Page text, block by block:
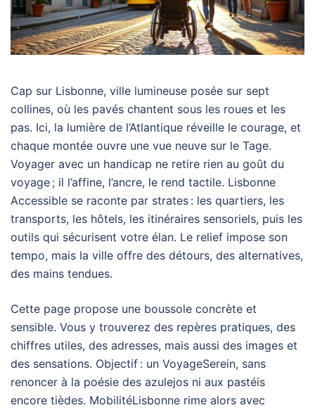
Cap sur Lisbonne, ville lumineuse posée sur sept
collines, où les pavés chantent sous les roues et les
pas. Ici, la lumière de l’Atlantique réveille le courage, et
chaque montée ouvre une vue neuve sur le Tage.
Voyager avec un handicap ne retire rien au goût du
voyage ; il l’affine, l’ancre, le rend tactile. Lisbonne
Accessible se raconte par strates : les quartiers, les
transports, les hôtels, les itinéraires sensoriels, puis les
outils qui sécurisent votre élan. Le relief impose son
tempo, mais la ville offre des détours, des alternatives,
des mains tendues.
Cette page propose une boussole concrète et
sensible. Vous y trouverez des repères pratiques, des
chiffres utiles, des adresses, mais aussi des images et
des sensations. Objectif : un VoyageSerein, sans
renoncer à la poésie des azulejos ni aux pastéis
encore tièdes. MobilitéLisbonne rime alors avec